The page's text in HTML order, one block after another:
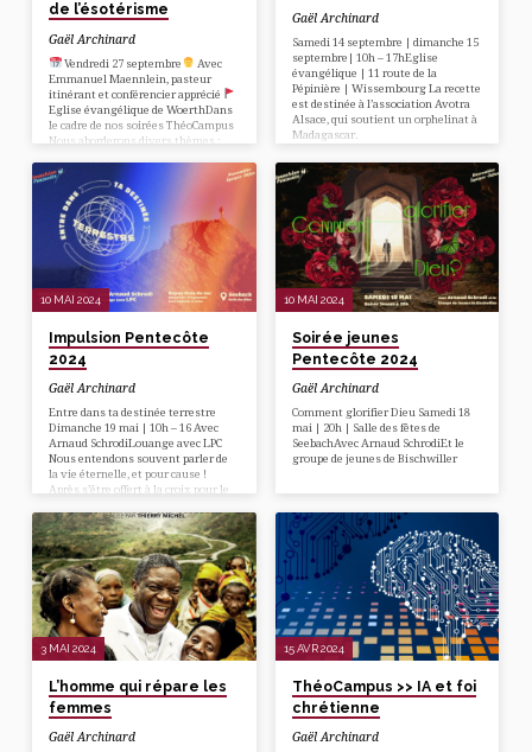
de l’ésotérisme
Gaël Archinard
Vendredi 27 septembre
Avec
Emmanuel Maennlein, pasteur
itinérant et conférencier apprécié
Eglise évangélique de WoerthDans
le cadre de nos soirées ThéoCampus
Nous aborderons divers thèmes :
thérapie alternatives… , mais
également des éléments pratiques
qui vous
permettront d’accompagner des
personnes sous emprise
spirituelles. Ces pratiques se
répandent de plus en plus dans
notre vie de tous les jours et dans
notre entourage… Comment réagir
? Qu’en dit la Bible ?… C’est
Gaël Archinard
Samedi 14 septembre | dimanche 15
septembre| 10h – 17hEglise
évangélique | 11 route de la
Pépinière | Wissembourg La recette
est destinée à l’association Avotra
Alsace, qui soutient un orphelinat à
Madagascar.
10 MAI 2024
Impulsion Pentecôte
2024
Gaël Archinard
Entre dans ta destinée terrestre
Dimanche 19 mai | 10h – 16 Avec
Arnaud SchrodiLouange avec LPC
Nous entendons souvent parler de
la vie éternelle, et pour cause !
Après s’être offert à la croix pour le
s’en est allé nous préparer une
place. Notre espérance est de passer
l’éternité avec Dieu. En attendant,
nous devons réfléchir à notre
destinée terrestre. Arnaud Schrodi,
notre orateur Marié à Colette, père
de 3 enfants, Arnaud est…
10 MAI 2024
Soirée jeunes
Pentecôte 2024
Gaël Archinard
Comment glorifier Dieu Samedi 18
mai | 20h | Salle des fêtes de
SeebachAvec Arnaud SchrodiEt le
groupe de jeunes de Bischwiller
3 MAI 2024
L’homme qui répare les
femmes
Gaël Archinard
15 AVR 2024
ThéoCampus >> IA et foi
chrétienne
Gaël Archinard